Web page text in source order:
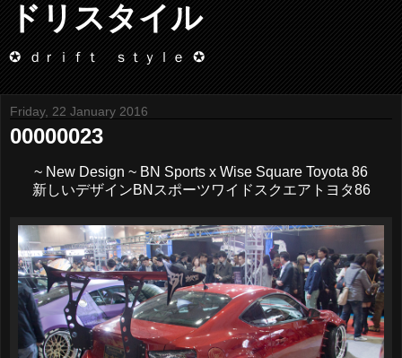
ドリスタイル
✪ ｄｒｉｆｔ ｓｔｙｌｅ ✪
Friday, 22 January 2016
00000023
~ New Design ~ BN Sports x Wise Square Toyota 86
新しいデザインBNスポーツワイドスクエアトヨタ86